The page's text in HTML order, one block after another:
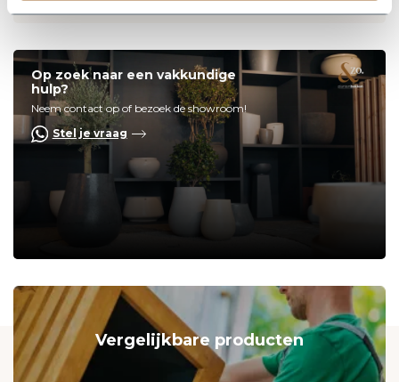
Op zoek naar een vakkundige
hulp?
Neem contact op of bezoek de showroom!
Stel je vraag
Vergelijkbare producten